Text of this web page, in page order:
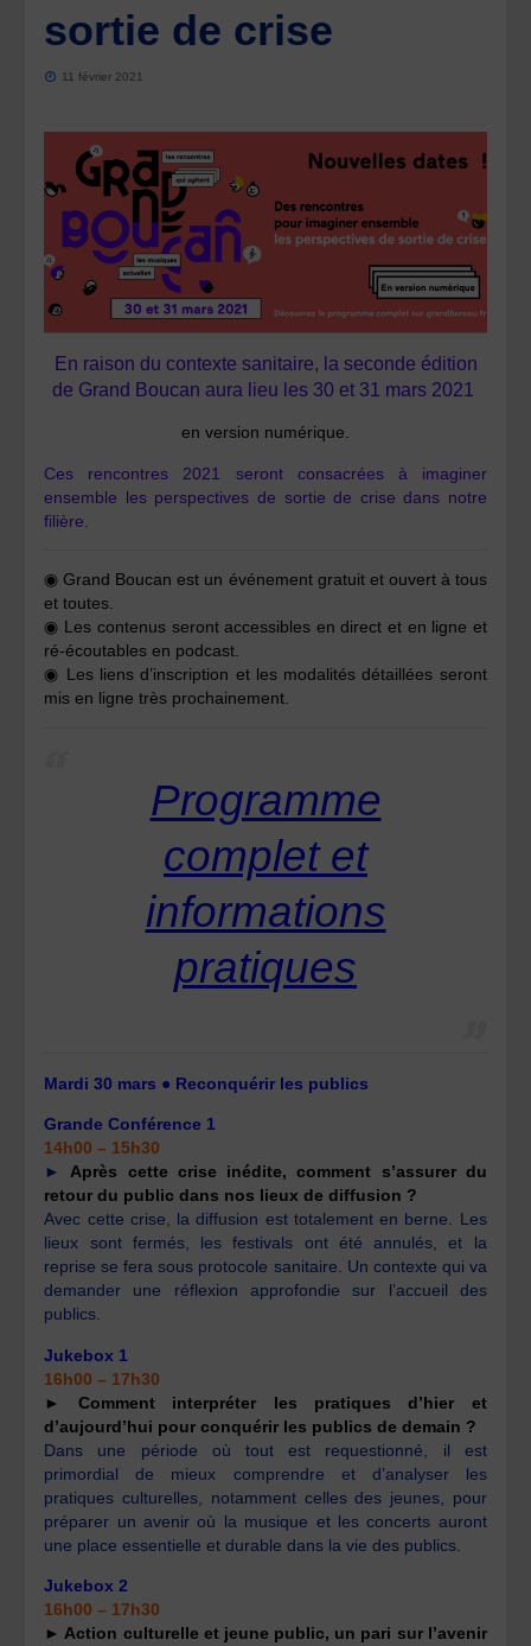
sortie de crise
11 février 2021
En raison du contexte sanitaire, la seconde édition
de Grand Boucan aura lieu les 30 et 31 mars 2021
en version numérique.
Ces rencontres 2021 seront consacrées à imaginer
ensemble les perspectives de sortie de crise dans notre
filière.
◉ Grand Boucan est un événement gratuit et ouvert à tous
et toutes.
◉ Les contenus seront accessibles en direct et en ligne et
ré-écoutables en podcast.
◉ Les liens d’inscription et les modalités détaillées seront
mis en ligne très prochainement.
Programme
complet et
informations
pratiques
Mardi 30 mars ● Reconquérir les publics
Grande Conférence 1
14h00 – 15h30
►Après cette crise inédite, comment s’assurer du
retour du public dans nos lieux de diffusion ?
Avec cette crise, la diffusion est totalement en berne. Les
lieux sont fermés, les festivals ont été annulés, et la
reprise se fera sous protocole sanitaire. Un contexte qui va
demander une réflexion approfondie sur l’accueil des
publics.
Jukebox 1
16h00 – 17h30
► Comment interpréter les pratiques d’hier et
d’aujourd’hui pour conquérir les publics de demain ?
Dans une période où tout est requestionné, il est
primordial de mieux comprendre et d’analyser les
pratiques culturelles, notamment celles des jeunes, pour
préparer un avenir où la musique et les concerts auront
une place essentielle et durable dans la vie des publics.
Jukebox 2
16h00 – 17h30
► Action culturelle et jeune public, un pari sur l’avenir